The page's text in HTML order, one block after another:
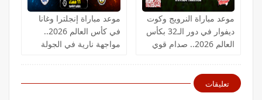
موعد مباراة النرويج وكوت
ديفوار في دور الـ32 بكأس
العالم 2026.. صدام قوي
موعد مباراة إنجلترا وغانا
في كأس العالم 2026..
مواجهة نارية في الجولة
تعليقات